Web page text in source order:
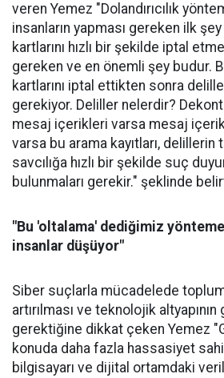
veren Yemez "Dolandırıcılık
insanların yapması gereken ilk
kartlarını hızlı bir şekilde iptal
gereken ve en önemli şey budur.
kartlarını iptal ettikten sonra
gerekiyor. Deliller nelerdir?
mesaj içerikleri varsa mesaj
varsa bu arama kayıtları, delillerin
savcılığa hızlı bir şekilde suç
bulunmaları gerekir." şeklinde
"Bu 'oltalama' dediğimiz
insanlar düşüyor"
Siber suçlarla mücadelede
artırılması ve teknolojik
gerektiğine dikkat çeken Yemez
konuda daha fazla hassasiyet
bilgisayarı ve dijital ortamdaki